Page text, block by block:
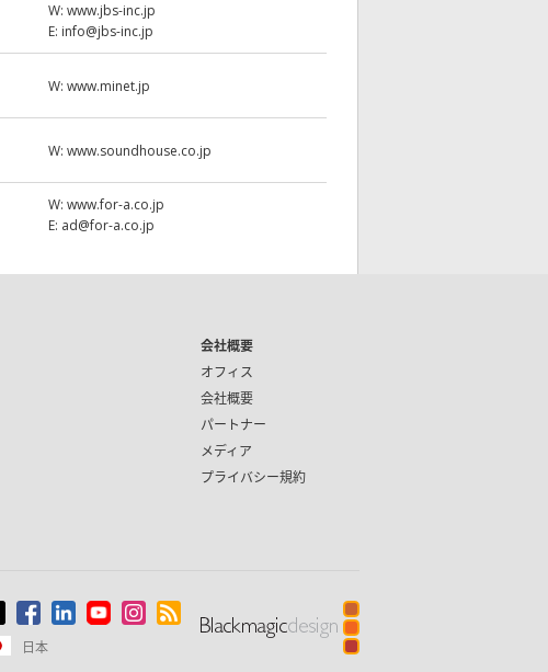
W:www.jbs-inc.jp
E: info@jbs-inc.jp
W:www.minet.jp
W:www.soundhouse.co.jp
W:www.for-a.co.jp
E: ad@for-a.co.jp
会社概要
オフィス
会社概要
パートナー
メディア
プライバシー規約
日本